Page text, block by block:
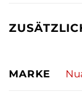
MARKE